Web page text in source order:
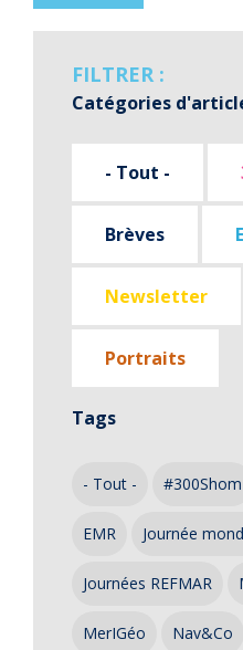
FILTRER :
Catégories
- Tout -
Brèves
Newsletter
Portraits
Tags
- Tout - #300Shom
EMR Journée
Journées REFMAR
MerIGéo Nav&Co